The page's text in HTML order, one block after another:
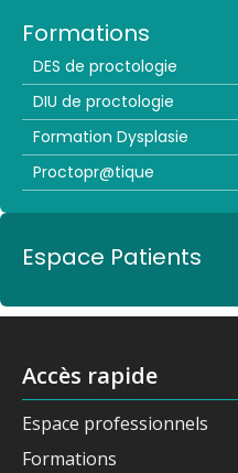
Formations
DES de proctologie
DIU de proctologie
Formation Dysplasie
Proctopr@tique
Espace Patients
Accès rapide
Espace professionnels
Formations